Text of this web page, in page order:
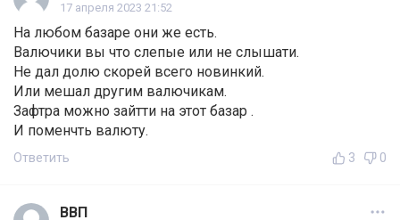
17 апреля 2023 21:52
На любом базаре они же есть.
Валючики вы что слепые или не слышати.
Не дал долю скорей всего новинкий.
Или мешал другим валючикам.
Зафтра можно зайтти на этот базар .
И поменчть валюту.
Ответить 3 0
ВВП